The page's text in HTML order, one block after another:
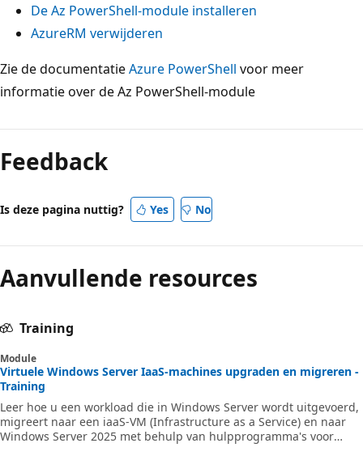
De Az PowerShell-module installeren
AzureRM verwijderen
Zie de documentatieAzure PowerShell voor meer
informatie over de Az PowerShell-module
Feedback
Is deze pagina nuttig? Yes No
Aanvullende resources
Training
Module
Virtuele Windows Server IaaS-machines upgraden en migreren -
Training
Leer hoe u een workload die in Windows Server wordt uitgevoerd,
migreert naar een iaaS-VM (Infrastructure as a Service) en naar
Windows Server 2025 met behulp van hulpprogramma's voor